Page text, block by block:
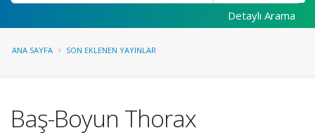
Detaylı Arama
ANA SAYFA SON EKLENEN YAYINLAR
Baş-Boyun Thorax